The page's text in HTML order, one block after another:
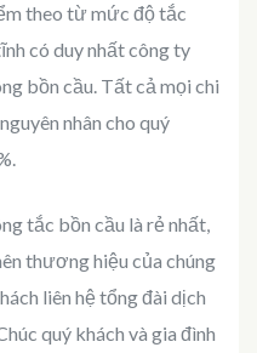
theo từ mức độ tắc
có duy nhất công ty
bồn cầu. Tất cả mọi chi
nhân cho quý
tắc bồn cầu là rẻ nhất,
thương hiệu của chúng
liên hệ tổng đài dịch
quý khách và gia đình